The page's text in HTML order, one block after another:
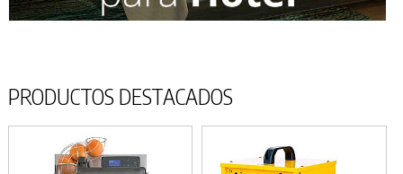
PRODUCTOS DESTACADOS